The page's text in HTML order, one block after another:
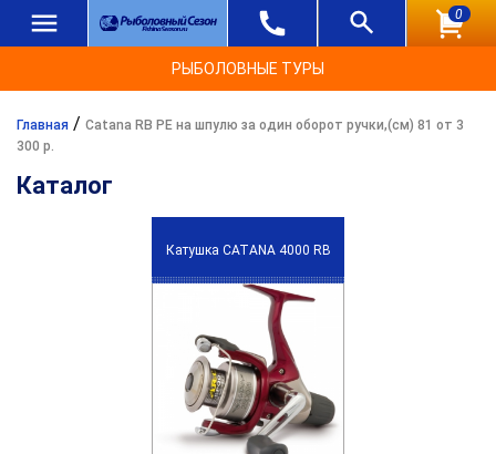
0
РЫБОЛОВНЫЕ ТУРЫ
Главная / Catana RB PE на шпулю за один оборот ручки,(см) 81 от 3
300 р.
Каталог
Катушка CATANA 4000 RB